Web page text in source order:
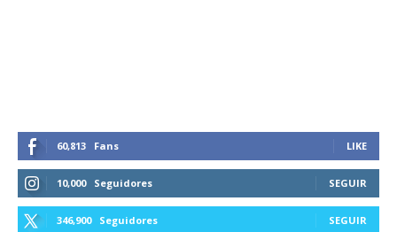
60,813 Fans LIKE
10,000 Seguidores SEGUIR
346,900 Seguidores SEGUIR